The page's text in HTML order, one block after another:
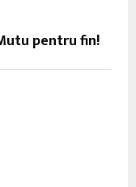
pentru fin!